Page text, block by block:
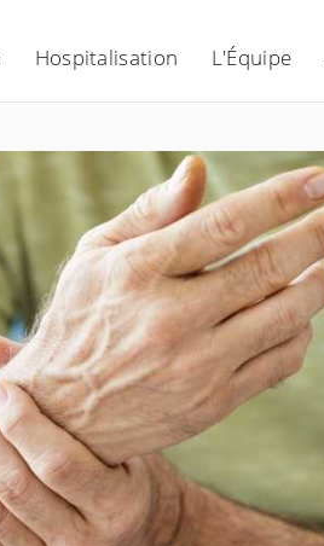
Hospitalisation L'Équipe